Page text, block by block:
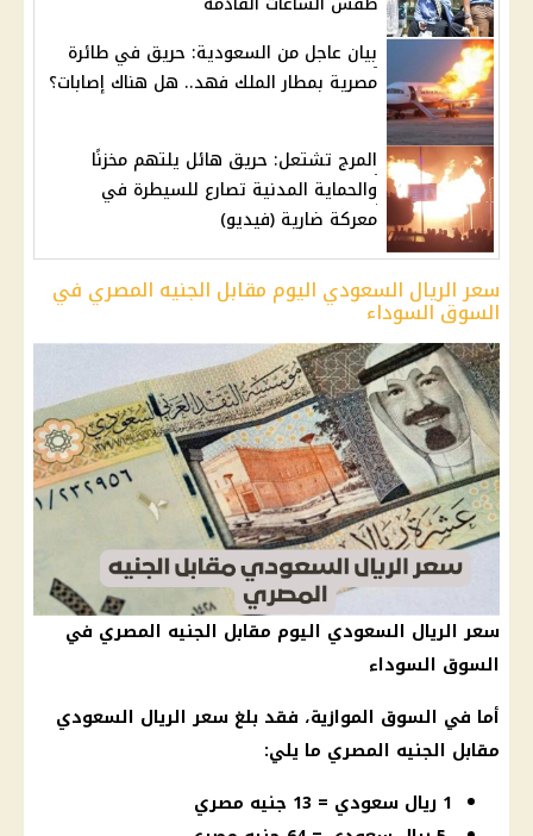
بيان عاجل من السعودية: حريق في طائرة
مصرية بمطار الملك فهد.. هل هناك إصابات؟
المرج تشتعل: حريق هائل يلتهم مخزنًا
والحماية المدنية تصارع للسيطرة في
معركة ضارية (فيديو)
سعر الريال السعودي اليوم مقابل الجنيه المصري في
السوق السوداء
سعر الريال السعودي اليوم مقابل الجنيه المصري في
السوق السوداء
أما في السوق الموازية، فقد بلغ سعر الريال السعودي
مقابل الجنيه المصري ما يلي:
1 ريال سعودي = 13 جنيه مصري